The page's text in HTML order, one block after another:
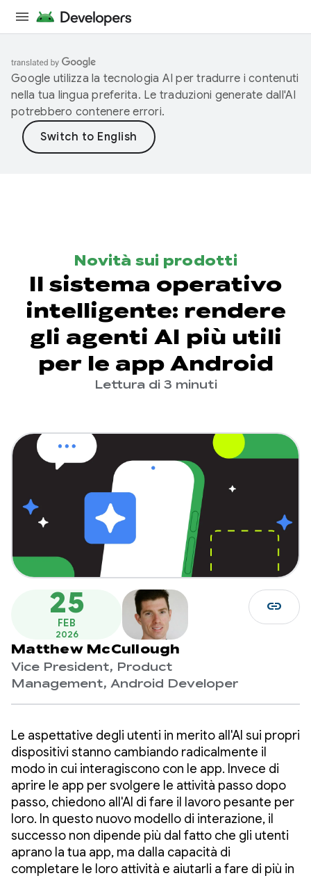
Google utilizza la tecnologia AI per tradurre i contenuti
nella tua lingua preferita. Le traduzioni generate dall'AI
potrebbero contenere errori.
Novità sui prodotti
Il sistema operativo
intelligente: rendere
gli agenti AI più utili
per le app Android
Lettura di 3 minuti
25
FEB
2026
Matthew McCullough
Vice President, Product
Management, Android Developer
link
Le aspettative degli utenti in merito all'AI sui propri
dispositivi stanno cambiando radicalmente il
modo in cui interagiscono con le app. Invece di
aprire le app per svolgere le attività passo dopo
passo, chiedono all'AI di fare il lavoro pesante per
loro. In questo nuovo modello di interazione, il
successo non dipende più dal fatto che gli utenti
aprano la tua app, ma dalla capacità di
completare le loro attività e aiutarli a fare di più in